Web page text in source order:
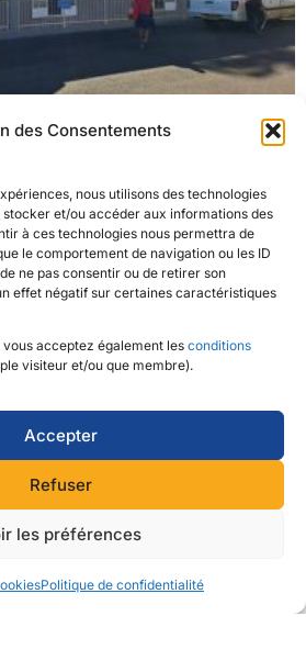
des Consentements
nous utilisons des technologies
et/ou accéder aux informations des
à ces technologies nous permettra de
le comportement de navigation ou les ID
ne pas consentir ou de retirer son
effet négatif sur certaines caractéristiques
acceptez également les conditions
visiteur et/ou que membre).
Accepter
Refuser
les préférences
Politique de confidentialité
à la page des projets ...